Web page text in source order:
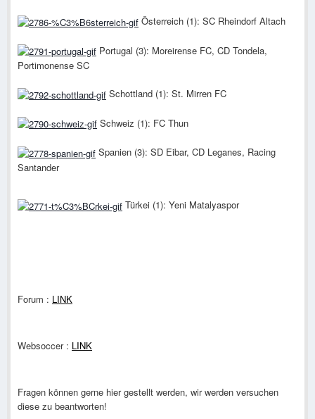
Österreich (1): SC Rheindorf Altach
Portugal (3): Moreirense FC, CD Tondela,
Portimonense SC
Schottland (1): St. Mirren FC
Schweiz (1): FC Thun
Spanien (3): SD Eibar, CD Leganes, Racing
Santander
Türkei (1): Yeni Matalyaspor
Forum : LINK
Websoccer : LINK
Fragen können gerne hier gestellt werden, wir werden versuchen
diese zu beantworten!